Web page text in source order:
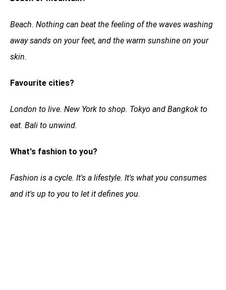
Beach. Nothing can beat the feeling of the waves washing
away sands on your feet, and the warm sunshine on your
skin.
Favourite cities?
London to live. New York to shop. Tokyo and Bangkok to
eat. Bali to unwind.
What's fashion to you?
Fashion is a cycle. It's a lifestyle. It's what you consumes
and it's up to you to let it defines you.